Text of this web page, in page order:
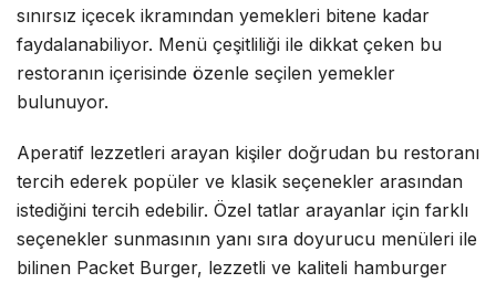
sınırsız içecek ikramından yemekleri bitene kadar
faydalanabiliyor. Menü çeşitliliği ile dikkat çeken bu
restoranın içerisinde özenle seçilen yemekler
bulunuyor.
Aperatif lezzetleri arayan kişiler doğrudan bu restoranı
tercih ederek popüler ve klasik seçenekler arasından
istediğini tercih edebilir. Özel tatlar arayanlar için farklı
seçenekler sunmasının yanı sıra doyurucu menüleri ile
bilinen Packet Burger, lezzetli ve kaliteli hamburger